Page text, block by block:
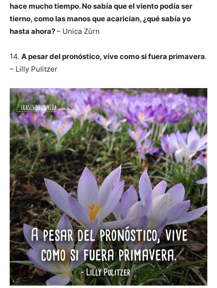
hace mucho tiempo. No sabía que el viento podía ser
tierno, como las manos que acarician, ¿qué sabía yo
hasta ahora?– Unica Zürn
14. A pesar del pronóstico, vive como si fuera primavera.
– Lilly Pulitzer